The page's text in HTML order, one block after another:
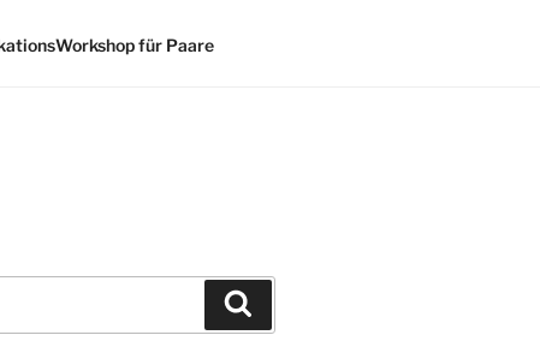
für Paare